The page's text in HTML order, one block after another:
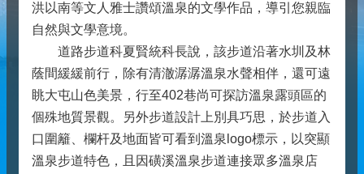
洪以南等文人雅士讚頌溫泉的文學作品，導引您親臨
自然與文學意境。
道路步道科夏賢統科長說，該步道沿著水圳及林
蔭間緩緩前行，除有清澈潺潺溫泉水聲相伴，還可遠
眺大屯山色美景，行至402巷尚可探訪溫泉露頭區的
個殊地質景觀。另外步道設計上別具巧思，於步道入
口圍籬、欄杆及地面皆可看到溫泉logo標示，以突顯
溫泉步道特色，且因磺溪溫泉步道連接眾多溫泉店